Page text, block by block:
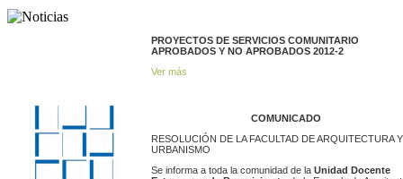
PROYECTOS DE SERVICIOS COMUNITARIO
APROBADOS Y NO APROBADOS 2012-2
Ver más
COMUNICADO
RESOLUCIÓN DE LA FACULTAD DE ARQUITECTURA Y
URBANISMO
Se informa a toda la comunidad de la Unidad Docente